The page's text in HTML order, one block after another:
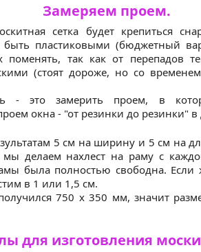
Замеряем проем.
сетка будет крепиться
быть пластиковыми (бюджетный
так как от перепадов
(стоят дороже, но со
- это замерить проем, в
окна - "от резинки до резинки"
5 см на ширину и 5 см на
делаем нахлест на раму с
была полностью свободна.
в 1 или 1,5 см.
750 х 350 мм, значит
для изготовления